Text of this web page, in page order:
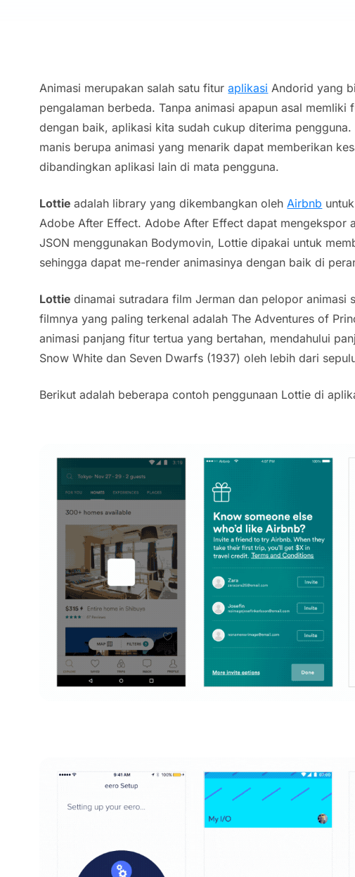
Animasi merupakan salah satu fituraplikasi Andorid yang
pengalaman berbeda. Tanpa animasi apapun asal memliki
dengan baik, aplikasi kita sudah cukup diterima
manis berupa animasi yang menarik dapat memberikan
dibandingkan aplikasi lain di mata pengguna.
Lottieadalah library yang dikembangkan oleh Airbnb
Adobe After Effect. Adobe After Effect dapat mengekspor
JSON menggunakan Bodymovin, Lottie dipakai untuk
sehingga dapat me-render animasinya dengan baik di
Lottiedinamai sutradara film Jerman dan pelopor animasi
filmnya yang paling terkenal adalah The Adventures of
animasi panjang fitur tertua yang bertahan, mendahului
Snow White dan Seven Dwarfs (1937) oleh lebih dari
Berikut adalah beberapa contoh penggunaan Lottie di